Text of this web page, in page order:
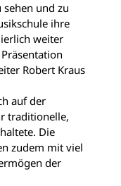
und zu
ihre
weiter
Robert Kraus
auf der
traditionelle,
Die
zudem mit viel
der